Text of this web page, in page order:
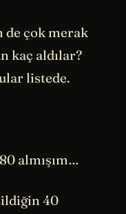
de çok merak
kaç aldılar?
listede.
almışım…
40